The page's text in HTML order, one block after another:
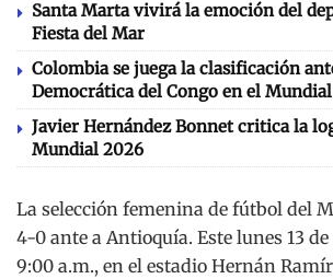
Santa Marta vivirá la emoción del
Fiesta del Mar
Colombia se juega la clasificación
Democrática del Congo en el
Javier Hernández Bonnet critica la
Mundial 2026
La selección femenina de fútbol del
4-0 ante a Antioquía. Este lunes 13
9:00 a.m., en el estadio Hernán